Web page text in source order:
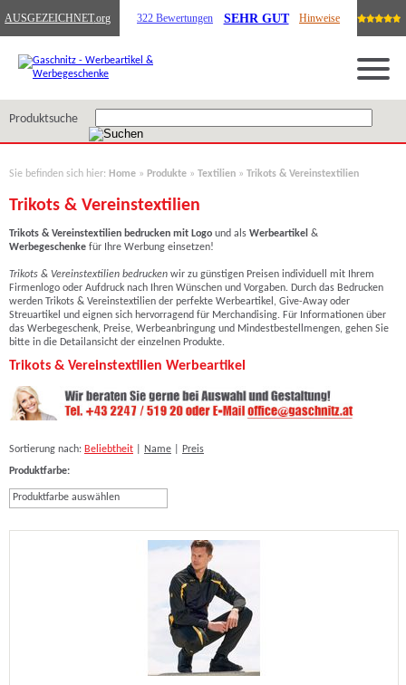
AUSGEZEICHNET.org 322 Bewertungen SEHR GUT Hinweise
Produktsuche
Sie befinden sich hier: Home » Produkte » Textilien » Trikots & Vereinstextilien
Trikots & Vereinstextilien
Trikots & Vereinstextilien bedrucken mit Logo und als Werbeartikel &
Werbegeschenke für Ihre Werbung einsetzen!
Trikots & Vereinstextilien bedrucken wir zu günstigen Preisen individuell mit Ihrem
Firmenlogo oder Aufdruck nach Ihren Wünschen und Vorgaben. Durch das Bedrucken
werden Trikots & Vereinstextilien der perfekte Werbeartikel, Give-Away oder
Streuartikel und eignen sich hervorragend für Merchandising. Für Informationen über
das Werbegeschenk, Preise, Werbeanbringung und Mindestbestellmengen, gehen Sie
bitte in die Detailansicht der einzelnen Produkte.
Trikots & Vereinstextilien Werbeartikel
Sortierung nach: Beliebtheit Name
Preis
Produktfarbe:
Produktfarbe auswählen